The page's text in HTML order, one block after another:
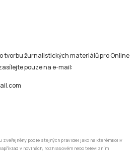
tvorbu žurnalistických materiálů pro Online
pouze na e-mail:
podle stejných pravidel jako na kterémkoliv
v novinách, rozhlasovém nebo televizním